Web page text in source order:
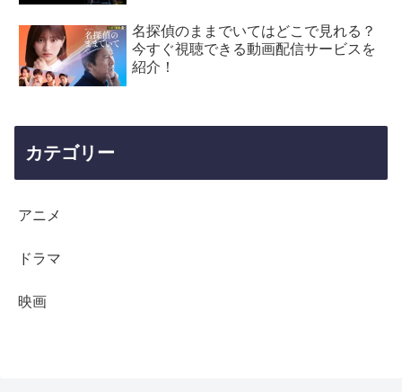
名探偵のままでいてはどこで見れる？
今すぐ視聴できる動画配信サービスを
紹介！
カテゴリー
アニメ
ドラマ
映画